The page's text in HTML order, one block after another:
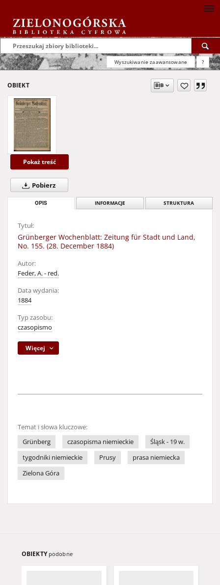
Wyszukiwanie zaawansowane ?
OBIEKT
Pokaż treść
Pobierz
OPIS INFORMACJE STRUKTURA
Tytuł:
Grünberger Wochenblatt: Zeitung für Stadt und Land,
No. 155. (28. December 1884)
Autor:
Feder, A. - red.
Data wydania:
1884
Typ zasobu:
czasopismo
Więcej
Temat i słowa kluczowe:
Grünberg
czasopisma niemieckie
Śląsk - 19 w.
tygodniki niemieckie
Prusy
prasa niemiecka
Zielona Góra
OBIEKTY podobne